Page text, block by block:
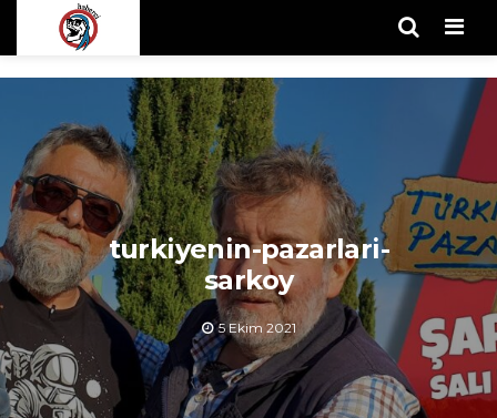
turkiyenin-pazarlari-
sarkoy
5 Ekim 2021